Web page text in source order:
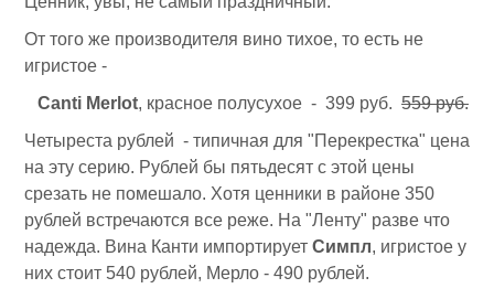
От того же производителя вино тихое, то есть не
игристое -
Canti Merlot, красное полусухое - 399 руб. 559 руб.
Четыреста рублей - типичная для "Перекрестка" цена
на эту серию. Рублей бы пятьдесят с этой цены
срезать не помешало. Хотя ценники в районе 350
рублей встречаются все реже. На "Ленту" разве что
надежда. Вина Канти импортирует Симпл, игристое у
них стоит 540 рублей, Мерло - 490 рублей.